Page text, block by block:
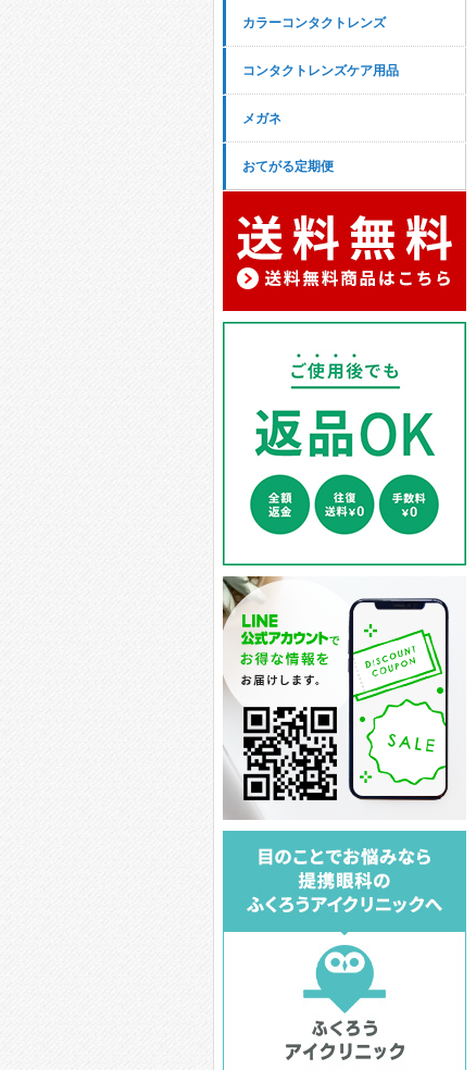
カラーコンタクトレンズ
コンタクトレンズケア用品
メガネ
おてがる定期便